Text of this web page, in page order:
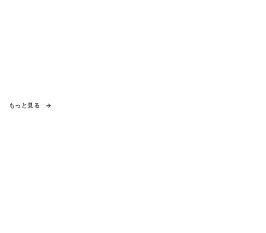
もっと見る